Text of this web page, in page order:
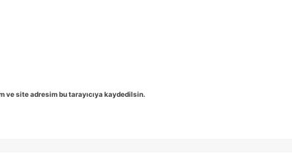
ve site adresim bu tarayıcıya kaydedilsin.